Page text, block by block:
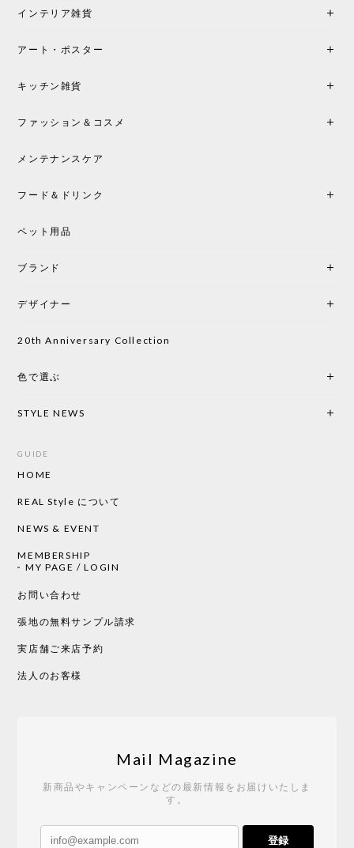
インテリア雑貨
アート・ポスター
キッチン雑貨
ファッション＆コスメ
メンテナンスケア
フード＆ドリンク
ペット用品
ブランド
デザイナー
20th Anniversary Collection
色で選ぶ
STYLE NEWS
GUIDE
HOME
REAL Style について
NEWS & EVENT
MEMBERSHIP
MY PAGE / LOGIN
お問い合わせ
張地の無料サンプル請求
実店舗ご来店予約
法人のお客様
Mail Magazine
新商品やキャンペーンなどの最新情報をお届けいたしま
す。
登録